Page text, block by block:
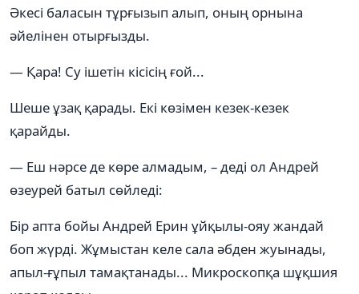
Әкесі баласын тұрғызып алып, оның орнына
әйелінен отырғызды.
— Қара! Су ішетін кісісің ғой...
Шеше ұзақ қарады. Екі көзімен кезек-кезек
қарайды.
— Еш нәрсе де көре алмадым, – деді ол Андрей
өзеурей батыл сөйледі:
Бір апта бойы Андрей Ерин ұйқылы-ояу жандай
боп жүрді. Жұмыстан келе сала әбден жуынады,
апыл-ғұпыл тамақтанады... Микроскопқа шұқшия